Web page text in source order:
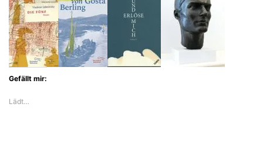
Gefällt mir:
Lädt…